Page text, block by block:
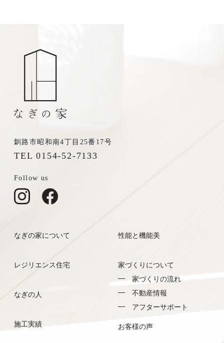
釧路市昭和南4丁目25番17号
TEL 0154-52-7133
Follow us
なぎの家について
レジリエンス住宅
なぎの人
施工実績
性能と機能美
家づくりについて
家づくりの流れ
不動産情報
アフターサポート
お客様の声